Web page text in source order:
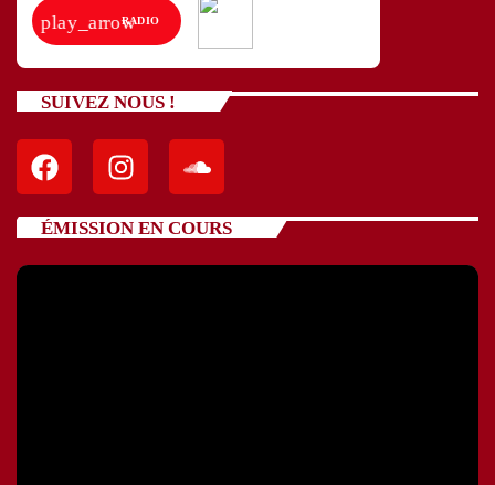
play_arrowRADIO
SUIVEZ NOUS !
ÉMISSION EN COURS